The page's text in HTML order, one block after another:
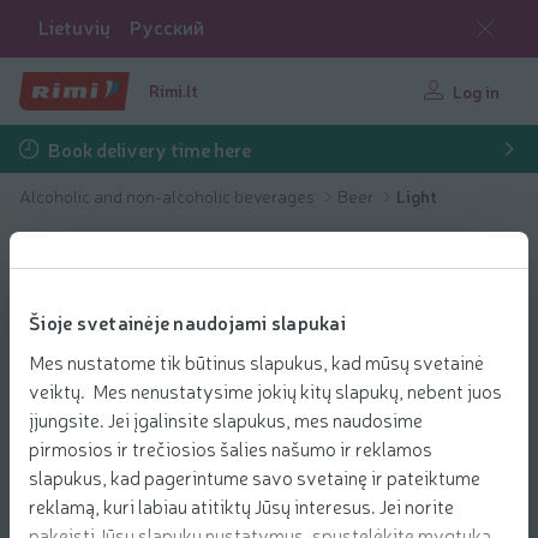
Šioje svetainėje naudojami slapukai
Mes nustatome tik būtinus slapukus, kad mūsų svetainė
veiktų. Mes nenustatysime jokių kitų slapukų, nebent juos
įjungsite. Jei įgalinsite slapukus, mes naudosime
pirmosios ir trečiosios šalies našumo ir reklamos
slapukus, kad pagerintume savo svetainę ir pateiktume
reklamą, kuri labiau atitiktų Jūsų interesus. Jei norite
Lietuvių Русский
Rimi.lt Log in
Book delivery time here
Alcoholic and non-alcoholic beverages Beer Light